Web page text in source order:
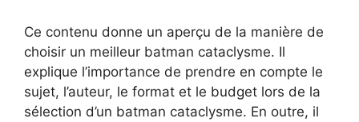
Ce contenu donne un aperçu de la manière de
choisir un meilleur batman cataclysme. Il
explique l’importance de prendre en compte le
sujet, l’auteur, le format et le budget lors de la
sélection d’un batman cataclysme. En outre, il